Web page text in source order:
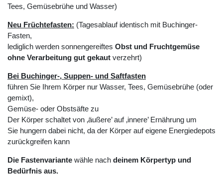
Tees, Gemüsebrühe und Wasser)
Neu Früchtefasten: (Tagesablauf identisch mit Buchinger-
Fasten,
lediglich werden sonnengereiftes Obst und Fruchtgemüse
ohne Verarbeitung gut gekaut verzehrt)
Bei Buchinger-, Suppen- und Saftfasten
führen Sie Ihrem Körper nur Wasser, Tees, Gemüsebrühe (oder
gemixt),
Gemüse- oder Obstsäfte zu
Der Körper schaltet von ‚äußere’ auf ‚innere’ Ernährung um
Sie hungern dabei nicht, da der Körper auf eigene Energiedepots
zurückgreifen kann
Die Fastenvariante wähle nach deinem Körpertyp und
Bedürfnis aus.